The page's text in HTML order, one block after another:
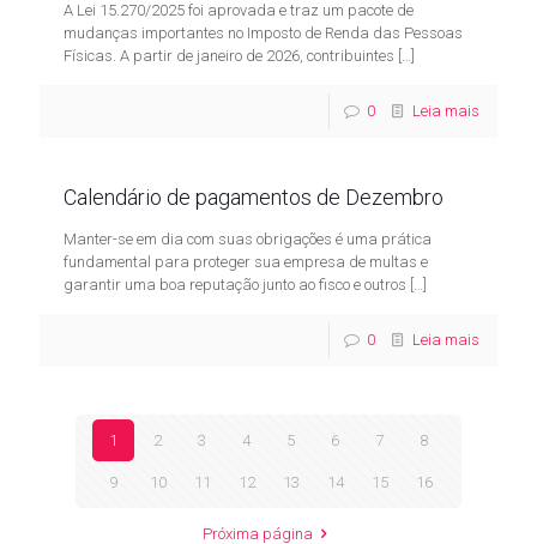
A Lei 15.270/2025 foi aprovada e traz um pacote de
mudanças importantes no Imposto de Renda das Pessoas
Físicas. A partir de janeiro de 2026, contribuintes […]
0 Leia mais
Calendário de pagamentos de Dezembro
Manter-se em dia com suas obrigações é uma prática
fundamental para proteger sua empresa de multas e
garantir uma boa reputação junto ao fisco e outros […]
0 Leia mais
1 2 3 4 5 6 7 8
9 10 11 12 13 14 15 16
Próxima página